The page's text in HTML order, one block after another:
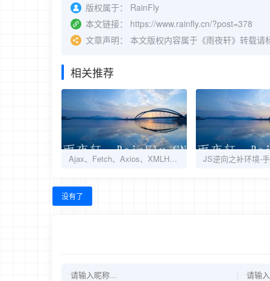
版权属于：
RainFly
本文链接：
https://www.rainfly.cn/?post=378
文章声明：
本文版权内容属于《雨夜轩》转载请
相关推荐
Ajax、Fetch、Axios、XMLHttpRequest（XHR） 技术的解析
没有了